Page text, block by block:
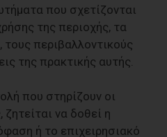
που σχετίζονται
της περιοχής, τα
περιβαλλοντικούς
της πρακτικής αυτής.
που στηρίζουν οι
να δοθεί η
ή το επιχειρησιακό